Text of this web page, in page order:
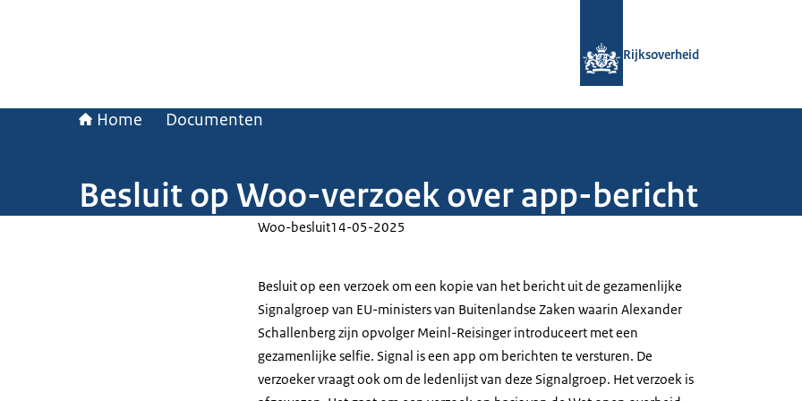
Rijksoverheid
Home Documenten
Besluit op Woo-verzoek over app-bericht
Woo-besluit14-05-2025
Besluit op een verzoek om een kopie van het bericht uit de gezamenlijke
Signalgroep van EU-ministers van Buitenlandse Zaken waarin Alexander
Schallenberg zijn opvolger Meinl-Reisinger introduceert met een
gezamenlijke selfie. Signal is een app om berichten te versturen. De
verzoeker vraagt ook om de ledenlijst van deze Signalgroep. Het verzoek is